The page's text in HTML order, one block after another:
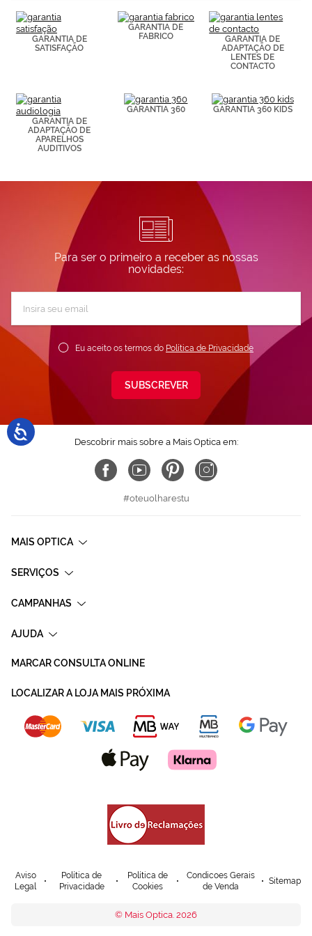
de páginas
visitadas).
Puedes
consultar más
Cookies.
GARANTIA DE
SATISFAÇÃO
GARANTIA DE
FABRICO
GARANTIA DE
ADAPTAÇÃO DE
LENTES DE
CONTACTO
GARANTIA DE
ADAPTAÇÃO DE
APARELHOS
AUDITIVOS
GARANTIA 360 GARANTIA 360 KIDS
Para ser o primeiro a receber as nossas
novidades:
Newsletter:
Eu aceito os termos do Política de Privacidade
SUBSCREVER
Descobrir mais sobre a Mais Optica em:
#oteuolharestu
MAIS OPTICA
SERVIÇOS
CAMPANHAS
AJUDA
MARCAR CONSULTA ONLINE
LOCALIZAR A LOJA MAIS PRÓXIMA
Aviso
Legal
Política de
Privacidade
Política de
Cookies
Condicoes Gerais
de Venda
Sitemap
© Mais Optica. 2026